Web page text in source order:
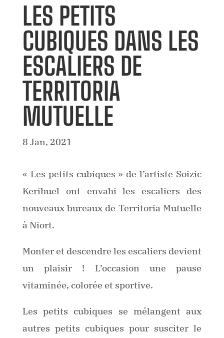
LES PETITS
CUBIQUES DANS LES
ESCALIERS DE
TERRITORIA
MUTUELLE
8 Jan, 2021
« Les petits cubiques » de l’artiste Soizic
Kerihuel ont envahi les escaliers des
nouveaux bureaux de Territoria Mutuelle
à Niort.
Monter et descendre les escaliers devient
un plaisir ! L’occasion une pause
vitaminée, colorée et sportive.
Les petits cubiques se mélangent aux
autres petits cubiques pour susciter le